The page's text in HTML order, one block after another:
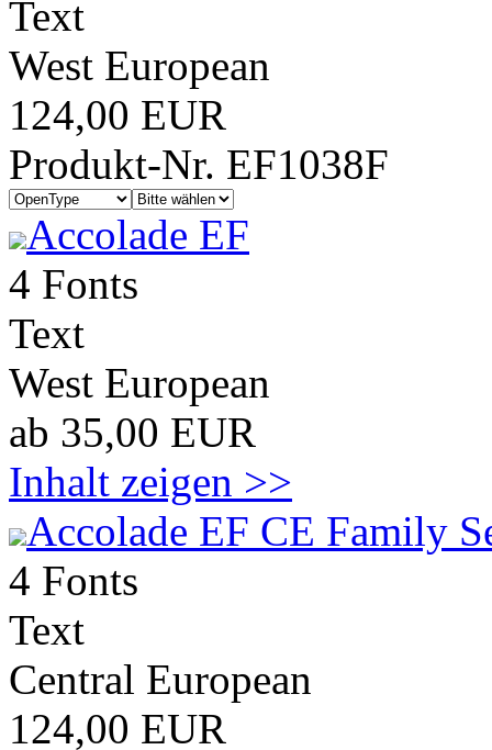
Text
West European
124,00 EUR
Produkt-Nr. EF1038F
Accolade EF
4 Fonts
Text
West European
ab 35,00 EUR
Inhalt zeigen >>
Accolade EF CE Family
4 Fonts
Text
Central European
124,00 EUR